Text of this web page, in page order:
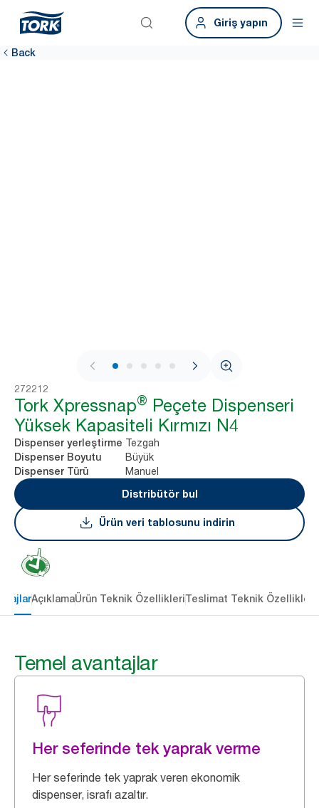
Giriş yapın
Back
1 / 8
272212
Tork Xpressnap® Peçete Dispenseri
Yüksek Kapasiteli Kırmızı N4
Dispenser yerleştirme Tezgah
Dispenser Boyutu Büyük
Dispenser Türü
Manuel
Distribütör bul
Ürün veri tablosunu indirin
AçıklamaÜrün Teknik ÖzellikleriTeslimat Teknik Özellikleri
Temel avantajlar
Her seferinde tek yaprak verme
Her seferinde tek yaprak veren ekonomik
dispenser, israfı azaltır.